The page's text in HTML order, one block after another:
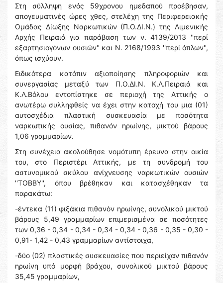
Στη σύλληψη ενός 59χρονου ημεδαπού προέβησαν,
απογευματινές ώρες χθες, στελέχη της Περιφερειακής
Ομάδας Δίωξης Ναρκωτικών (Π.Ο.ΔΙ.Ν.) της Λιμενικής
Αρχής Πειραιά για παράβαση των ν. 4139/2013 ''περί
εξαρτησιογόνων ουσιών'' και Ν. 2168/1993 ''περί όπλων'',
όπως ισχύουν.
Ειδικότερα κατόπιν αξιοποίησης πληροφοριών και
συνεργασίας μεταξύ των Π.Ο.ΔΙ.Ν. Κ.Λ.Πειραιά και
Κ.Λ.Βόλου εντοπίστηκε σε περιοχή της Αττικής ο
ανωτέρω συλληφθείς να έχει στην κατοχή του μια (01)
αυτοσχέδια πλαστική συσκευασία με ποσότητα
ναρκωτικής ουσίας, πιθανόν ηρωίνης, μικτού βάρους
1,06 γραμμαρίων.
Στη συνέχεια ακολούθησε νομότυπη έρευνα στην οικία
του, στο Περιστέρι Αττικής, με τη συνδρομή του
αστυνομικού σκύλου ανίχνευσης ναρκωτικών ουσιών
''ΤΟΒΒΥ'', όπου βρέθηκαν και κατασχέθηκαν τα
παρακάτω:
-έντεκα (11) φιξάκια πιθανόν ηρωίνης, συνολικού μικτού
βάρους 5,49 γραμμαρίων επιμερισμένα σε ποσότητες
των 0,36 - 0,34 - 0,34 - 0,34 - 0,34 - 0,36 - 0,35 - 0,30 -
0,91- 1,42 - 0,43 γραμμαρίων αντίστοιχα,
-δύο (02) πλαστικές συσκευασίες που περιείχαν πιθανόν
ηρωίνη υπό μορφή βράχου, συνολικού μικτού βάρους
35,45 γραμμαρίων,